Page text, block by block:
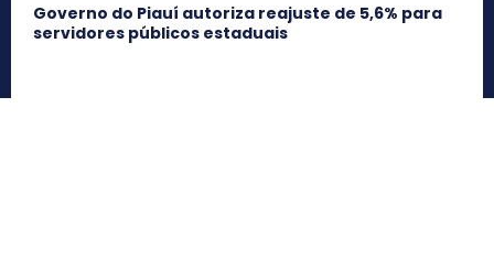
Governo do Piauí autoriza reajuste de 5,6% para
servidores públicos estaduais